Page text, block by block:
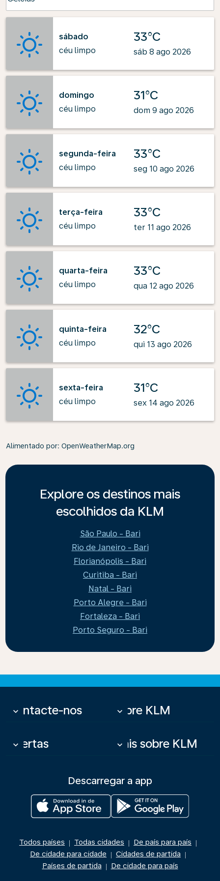
sábado
céu limpo
33°C
sáb 8 ago 2026
domingo
céu limpo
31°C
dom 9 ago 2026
segunda-feira
céu limpo
33°C
seg 10 ago 2026
terça-feira
céu limpo
33°C
ter 11 ago 2026
quarta-feira
céu limpo
33°C
qua 12 ago 2026
quinta-feira
céu limpo
32°C
qui 13 ago 2026
sexta-feira
céu limpo
31°C
sex 14 ago 2026
Alimentado por: OpenWeatherMap.org
Explore os destinos mais
escolhidos da KLM
São Paulo - Bari
Rio de Janeiro - Bari
Florianópolis - Bari
Curitiba - Bari
Natal - Bari
Porto Alegre - Bari
Fortaleza - Bari
Porto Seguro - Bari
Contacte-nos
keyboard_arrow_down Sobre KLM
keyboard_arrow_down
Ofertas
keyboard_arrow_down Mais sobre KLM
keyboard_arrow_down
Descarregar a app
Todos países | Todas cidades | De país para país |
De cidade para cidade | Cidades de partida |
Países de partida | De cidade para país